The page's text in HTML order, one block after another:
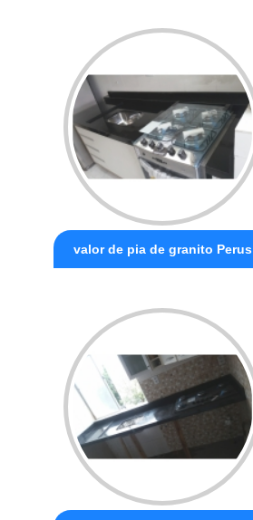
valor de pia de granito Perus